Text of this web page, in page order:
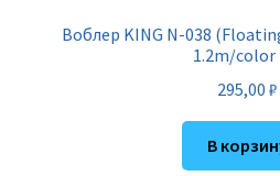
Воблер KING N-038
1.2m/color
295,00 ₽
В